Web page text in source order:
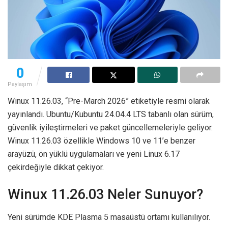
0
Paylaşım
Winux 11.26.03, “Pre-March 2026” etiketiyle resmi olarak
yayınlandı. Ubuntu/Kubuntu 24.04.4 LTS tabanlı olan sürüm,
güvenlik iyileştirmeleri ve paket güncellemeleriyle geliyor.
Winux 11.26.03 özellikle Windows 10 ve 11’e benzer
arayüzü, ön yüklü uygulamaları ve yeni Linux 6.17
çekirdeğiyle dikkat çekiyor.
Winux 11.26.03 Neler Sunuyor?
Yeni sürümde KDE Plasma 5 masaüstü ortamı kullanılıyor.